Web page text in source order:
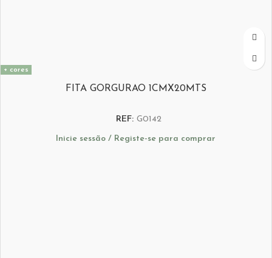
+ cores
FITA GORGURAO 1CMX20MTS
REF: G0142
Inicie sessão / Registe-se para comprar